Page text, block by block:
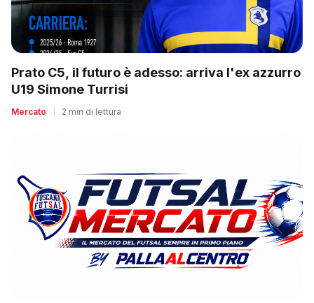
Prato C5, il futuro è adesso: arriva l'ex azzurro
U19 Simone Turrisi
Mercato 2 min di lettura